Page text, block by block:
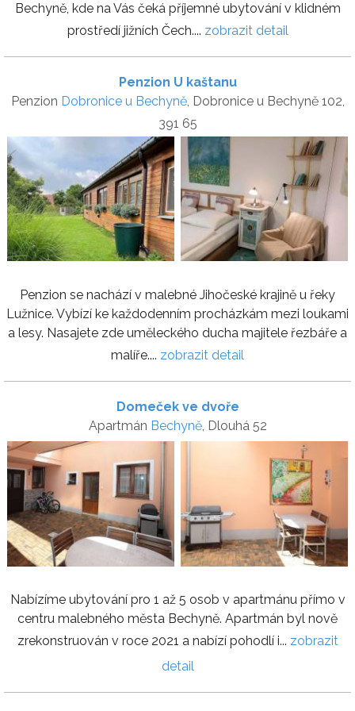
Bechyně, kde na Vás čeká příjemné ubytování v klidném
prostředí jižních Čech.... zobrazit detail
Penzion U kaštanu
Penzion Dobronice u Bechyně, Dobronice u Bechyně 102,
391 65
Penzion se nachází v malebné Jihočeské krajině u řeky
Lužnice. Vybízí ke každodenním procházkám mezi loukami
a lesy. Nasajete zde uměleckého ducha majitele řezbáře a
malíře.... zobrazit detail
Domeček ve dvoře
Apartmán Bechyně, Dlouhá 52
Nabízíme ubytování pro 1 až 5 osob v apartmánu přímo v
centru malebného města Bechyně. Apartmán byl nově
zrekonstruován v roce 2021 a nabízí pohodlí i... zobrazit
detail